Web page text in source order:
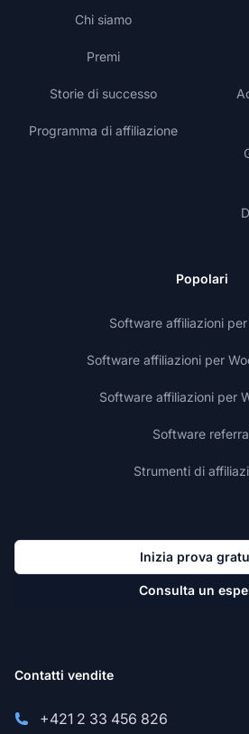
Chi siamo
Premi
Storie di successo
Programma di affiliazione
Popolari
Software affiliazioni
Software affiliazioni per
Software affiliazioni per
Software
Strumenti di
Inizia prova
Consulta un
Contatti vendite
+421 2 33 456 826